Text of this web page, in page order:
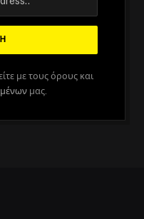
με τους όρους και
μας.